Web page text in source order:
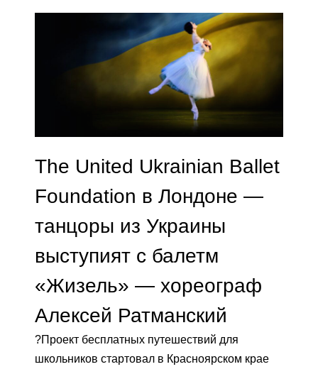
The United Ukrainian Ballet
Foundation в Лондоне —
танцоры из Украины
выступият с балетм
«Жизель» — хореограф
Алексей Ратманский
?Проект бесплатных путешествий для
школьников стартовал в Красноярском крае